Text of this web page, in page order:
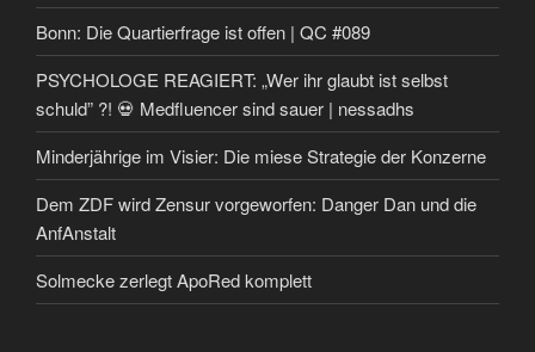
Bonn: Die Quartierfrage ist offen | QC #089
PSYCHOLOGE REAGIERT: „Wer ihr glaubt ist selbst
schuld” ?! 💀 Medfluencer sind sauer | nessadhs
Minderjährige im Visier: Die miese Strategie der Konzerne
Dem ZDF wird Zensur vorgeworfen: Danger Dan und die
AnfAnstalt
Solmecke zerlegt ApoRed komplett